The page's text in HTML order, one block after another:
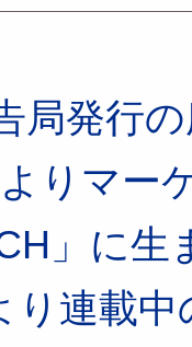
局発行
りマー
」に
り連載